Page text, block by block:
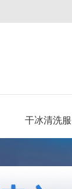
干冰清洗